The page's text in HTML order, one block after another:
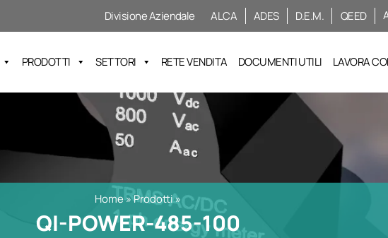
Divisione Aziendale ALCA ADES D.E.M. QEED
PRODOTTI SETTORI RETE VENDITA DOCUMENTI UTILI LAVORA
Home»Prodotti»
QI-POWER-485-100